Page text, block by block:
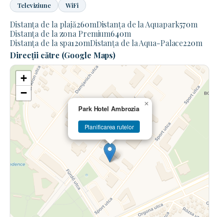
Televiziune
WiFi
Distanța de la plajă260mDistanța de la Aquapark570m
Distanța de la zona Premium640m
Distanța de la spa120mDistanța de la Aqua-Palace220m
Direcții către (Google Maps)
Park Hotel Ambrozia
Planificarea rutelor
×
+
−